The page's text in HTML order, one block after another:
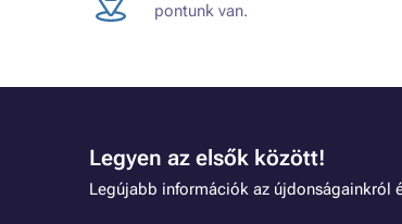
pontunk van.
Legyen az elsők között!
Legújabb információk az újdonságainkról